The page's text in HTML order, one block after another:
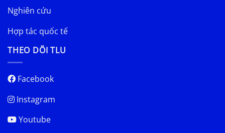
Nghiên cứu
Hợp tác quốc tế
THEO DÕI TLU
Facebook
Instagram
Youtube